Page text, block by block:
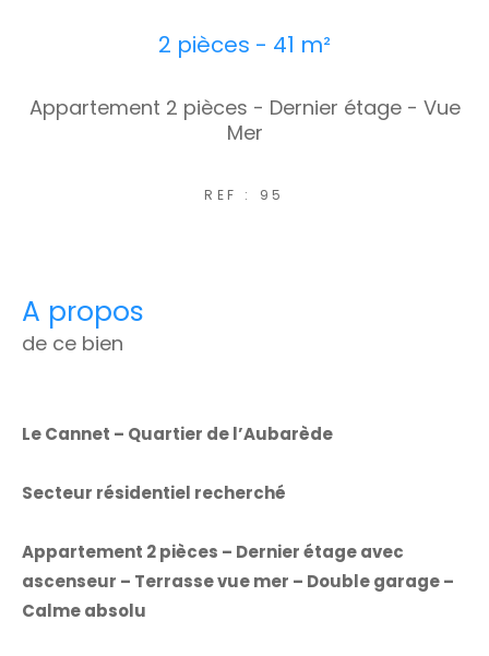
2 pièces - 41 m²
Appartement 2 pièces - Dernier étage - Vue
Mer
REF : 95
a propos
de ce bien
Le Cannet – Quartier de l’Aubarède
Secteur résidentiel recherché
Appartement 2 pièces – Dernier étage avec
ascenseur – Terrasse vue mer – Double garage –
Calme absolu